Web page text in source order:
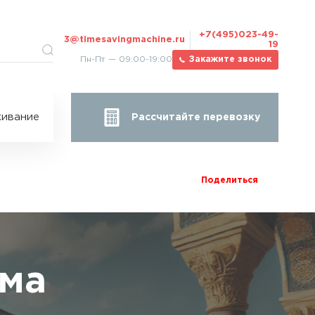
3@timesavingmachine.ru
+7(495)023-49-
19
Пн-Пт — 09:00-19:00
Закажите звонок
Рассчитайте перевозку
Поделиться